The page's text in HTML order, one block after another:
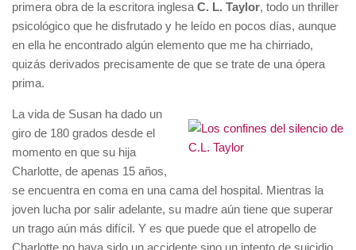
primera obra de la escritora inglesa C. L. Taylor, todo un thriller
psicológico que he disfrutado y he leído en pocos días, aunque
en ella he encontrado algún elemento que me ha chirriado,
quizás derivados precisamente de que se trate de una ópera
prima.
La vida de Susan ha dado un
giro de 180 grados desde el
momento en que su hija
Charlotte, de apenas 15 años,
se encuentra en coma en una cama del hospital. Mientras la
joven lucha por salir adelante, su madre aún tiene que superar
un trago aún más difícil. Y es que puede que el atropello de
Charlotte no haya sido un accidente sino un intento de suicidio.